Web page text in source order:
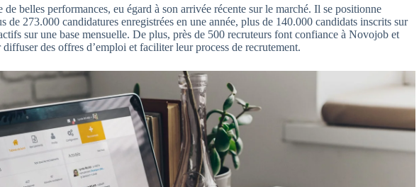
belles performances, eu égard à son arrivée récente sur le marché. Il se positionne
de 273.000 candidatures enregistrées en une année, plus de 140.000 candidats inscrits sur
sur une base mensuelle. De plus, près de 500 recruteurs font confiance à Novojob et
des offres d’emploi et faciliter leur process de recrutement.